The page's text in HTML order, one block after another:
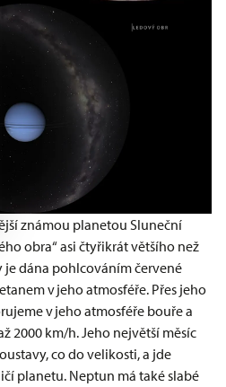
známou planetou Sluneční
obra“ asi čtyřikrát většího než
je dána pohlcováním červené
v jeho atmosféře. Přes jeho
v jeho atmosféře bouře a
2000 km/h. Jeho největší měsíc
co do velikosti, a jde
planetu. Neptun má také slabé